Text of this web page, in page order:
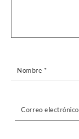
Nombre *
Correo electrónico